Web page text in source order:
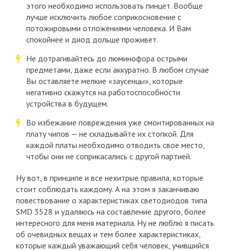
этого необходимо использовать пинцет. Вообще
лучше исключить любое соприкосновение с
потожировыми отложениями человека. И Вам
спокойнее и диод дольше проживет.
Не дотрагивайтесь до люминофора острыми
предметами, даже если аккуратно. В любом случае
Вы оставляете мелкие «заусенцы», которые
негативно скажутся на работоспособности
устройства в будущем.
Во избежание повреждения уже смонтированных на
плату чипов — не складывайте их стопкой. Для
каждой платы необходимо отводить свое место,
чтобы они не соприкасались с другой партией.
Ну вот, в принципе и все нехитрые правила, которые
стоит соблюдать каждому. А на этом я заканчиваю
повествование о характеристиках светодиодов типа
SMD 3528 и удаляюсь на составление другого, более
интересного для меня материала. Ну не люблю я писать
об очевидных вещах и тем более характеристиках,
которые каждый уважающий себя человек, учившийся